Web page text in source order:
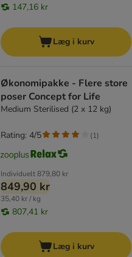
147,16 kr
Læg i kurv
Økonomipakke - Flere store
poser Concept for Life
Medium Sterilised (2 x 12 kg)
Individuelt879,80 kr
849,90 kr
35,40 kr / kg
807,41 kr
Rating: 4/5 (1)
Læg i kurv